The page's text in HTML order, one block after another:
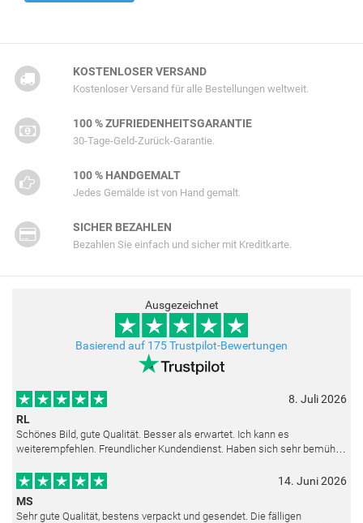
KOSTENLOSER VERSAND
Kostenloser Versand für alle Bestellungen weltweit.
100 % ZUFRIEDENHEITSGARANTIE
30-Tage-Geld-Zurück-Garantie.
100 % HANDGEMALT
Jedes Gemälde ist von Hand gemalt.
SICHER BEZAHLEN
Bezahlen Sie einfach und sicher mit Kreditkarte.
Ausgezeichnet
Basierend auf 175 Trustpilot-Bewertungen
8. Juli 2026
RL
Schönes Bild, gute Qualität. Besser als erwartet. Ich kann es
weiterempfehlen. Freundlicher Kundendienst. Haben sich sehr bemüht
14. Juni 2026
MS
Sehr gute Qualität, bestens verpackt und gesendet. Die fälligen